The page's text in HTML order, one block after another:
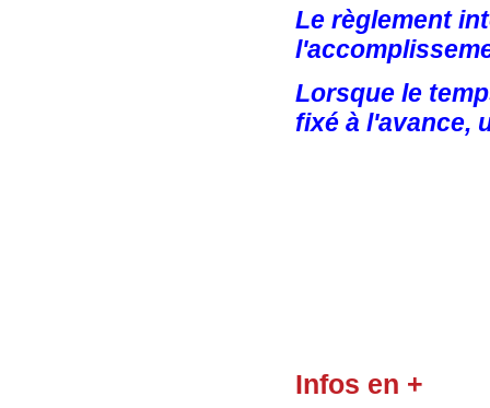
Le règlement
Lorsque le
fixé à l'avance,
Infos en +